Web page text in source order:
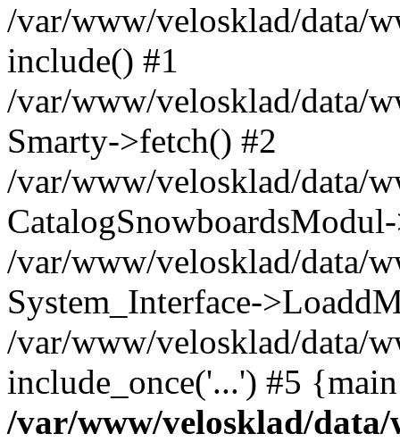
/var/www/velosklad/data/
include() #1
/var/www/velosklad/data/
Smarty->fetch() #2
/var/www/velosklad/data/
/var/www/velosklad/data/
System_Interface-
/var/www/velosklad/data/
include_once('...') #5
/var/www/velosklad/